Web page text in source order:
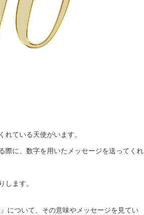
ている天使がいます。
際に、数字を用いたメッセージを送ってくれ
します。
について、その意味やメッセージを見てい